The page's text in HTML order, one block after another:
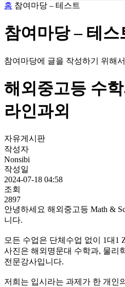
홈 참여마당 – 테스트
참여마당 – 테스
참여마당에 글을 작성하기 위해
해외중고등 수
라인과외
자유게시판
작성자
Nonsibi
작성일
2024-07-18 04:58
조회
2897
안녕하세요 해외중고등 Math &
니다.
모든 수업은 단체수업 없이 1대1
사진은 해외명문대 수학과, 물리
전문강사입니다.
저희는 입시라는 과제가 한 개인